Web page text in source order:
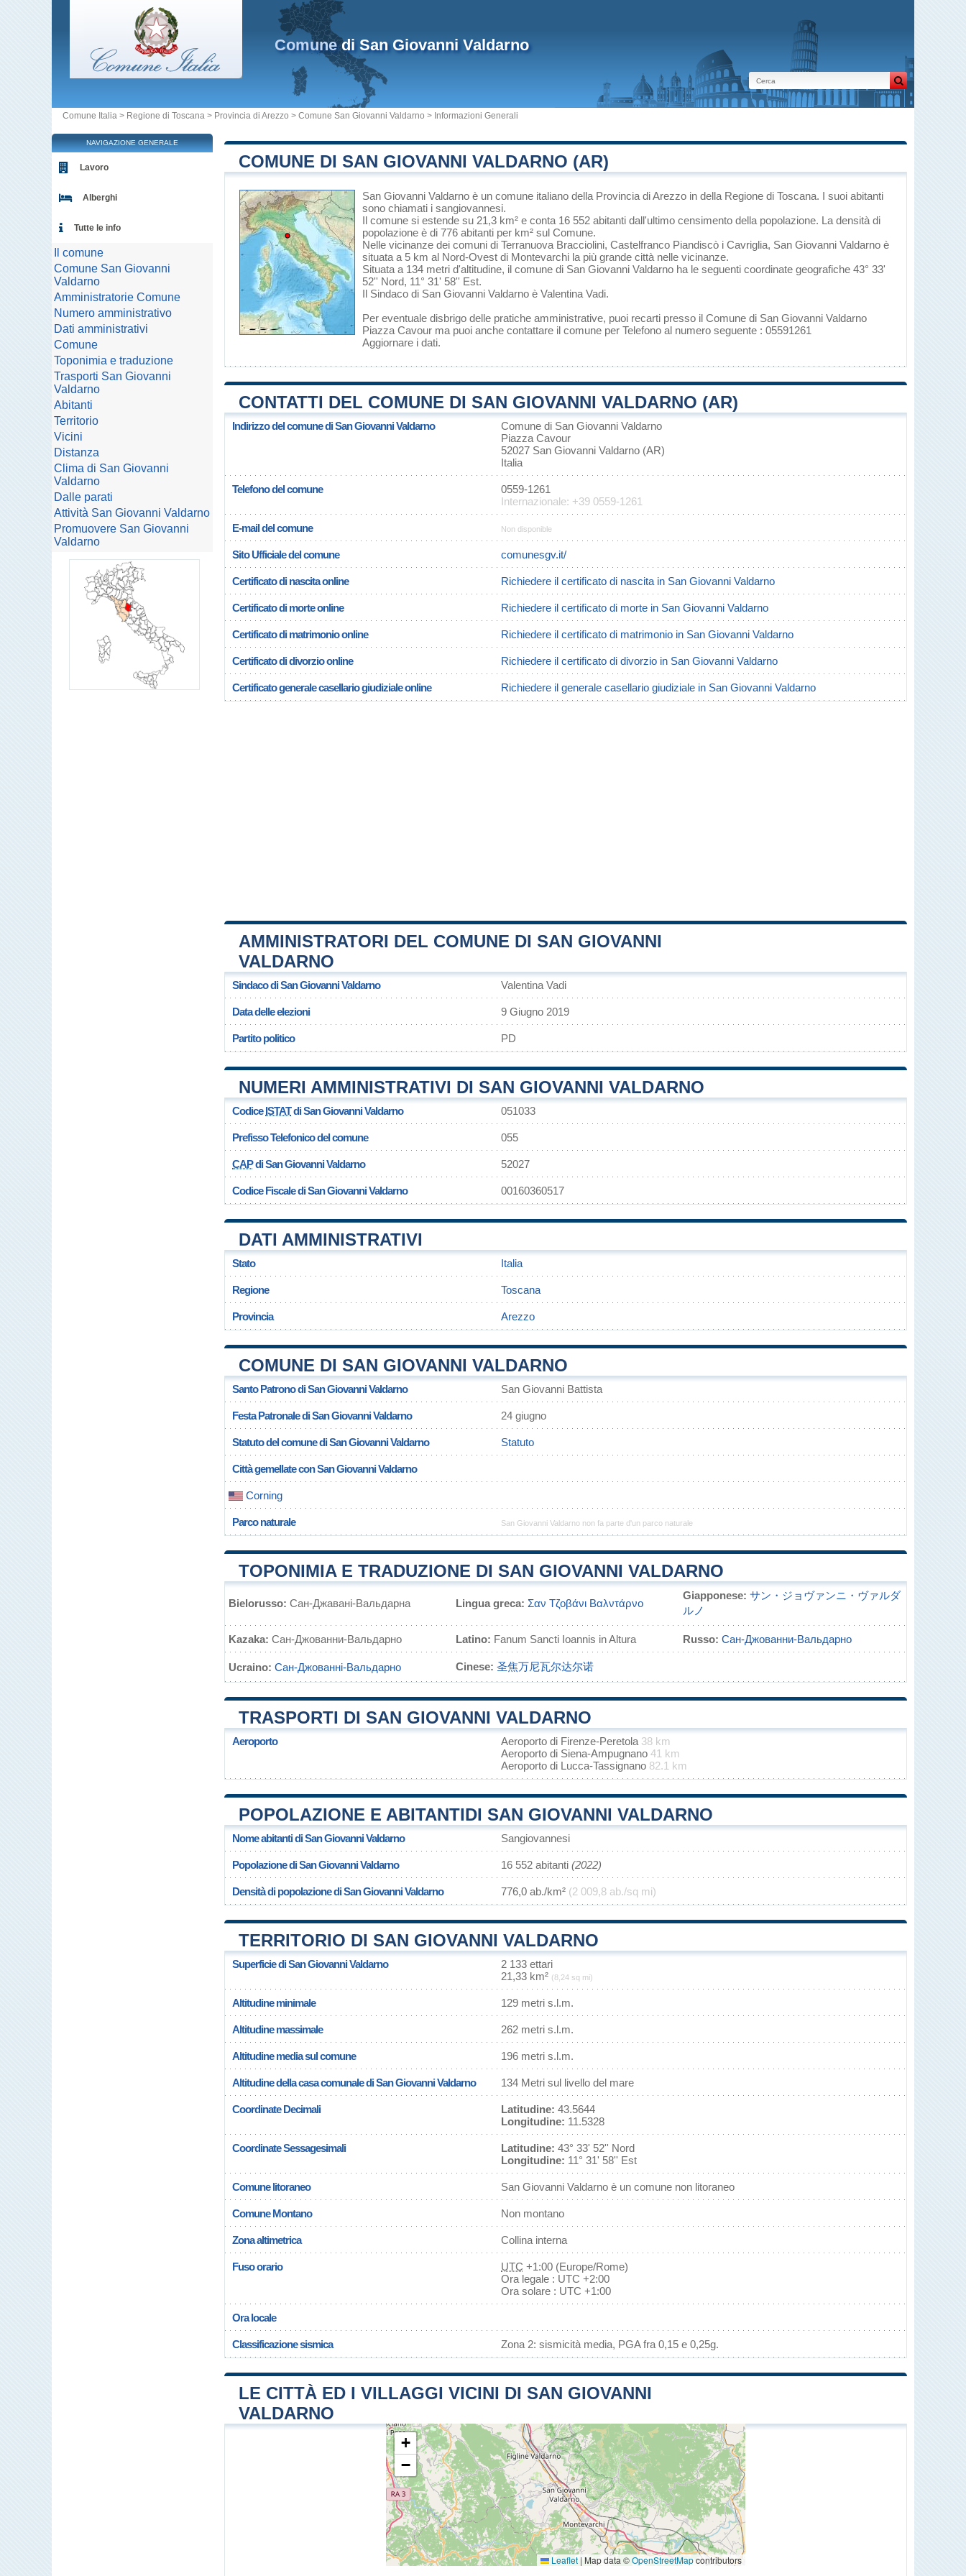
Comunedi San Giovanni Valdarno
Comune Italia > Regione di Toscana > Provincia di Arezzo > Comune San Giovanni Valdarno > Informazioni Generali
COMUNE DI SAN GIOVANNI VALDARNO (AR)
San Giovanni Valdarno è un comune italiano della Provincia di Arezzo in della Regione di Toscana. I suoi abitanti
sono chiamati i sangiovannesi.
Il comune si estende su 21,3 km² e conta 16 552 abitanti dall'ultimo censimento della popolazione. La densità di
popolazione è di 776 abitanti per km² sul Comune.
Nelle vicinanze dei comuni di Terranuova Bracciolini, Castelfranco Piandiscò i Cavriglia, San Giovanni Valdarno è
situata a 5 km al Nord-Ovest di Montevarchi la più grande città nelle vicinanze.
Situata a 134 metri d'altitudine, il comune di San Giovanni Valdarno ha le seguenti coordinate geografiche 43° 33'
52'' Nord, 11° 31' 58'' Est.
Il Sindaco di San Giovanni Valdarno è Valentina Vadi.
Per eventuale disbrigo delle pratiche amministrative, puoi recarti presso il Comune di San Giovanni Valdarno
Piazza Cavour ma puoi anche contattare il comune per Telefono al numero seguente : 05591261
Aggiornare i dati.
CONTATTI DEL COMUNE DI SAN GIOVANNI VALDARNO (AR)
Indirizzo del comune di San Giovanni Valdarno
Comune di San Giovanni Valdarno
Piazza Cavour
52027 San Giovanni Valdarno (AR)
Italia
Telefono del comune
0559-1261
Internazionale: +39 0559-1261
E-mail del comune Non disponible
Sito Ufficiale del comune comunesgv.it/
Certificato di nascita online Richiedere il certificato di nascita in San Giovanni Valdarno
Certificato di morte online Richiedere il certificato di morte in San Giovanni Valdarno
Certificato di matrimonio online Richiedere il certificato di matrimonio in San Giovanni Valdarno
Certificato di divorzio online Richiedere il certificato di divorzio in San Giovanni Valdarno
Certificato generale casellario giudiziale online Richiedere il generale casellario giudiziale in San Giovanni Valdarno
AMMINISTRATORI DEL COMUNE DI SAN GIOVANNI
VALDARNO
Sindaco di San Giovanni Valdarno Valentina Vadi
Data delle elezioni 9 Giugno 2019
Partito politico PD
NUMERI AMMINISTRATIVI DI SAN GIOVANNI VALDARNO
CodiceISTATdi San Giovanni Valdarno 051033
Prefisso Telefonico del comune 055
CAPdi San Giovanni Valdarno 52027
Codice Fiscale di San Giovanni Valdarno 00160360517
DATI AMMINISTRATIVI
Stato Italia
Regione Toscana
Provincia Arezzo
COMUNE DI SAN GIOVANNI VALDARNO
Santo Patrono di San Giovanni Valdarno San Giovanni Battista
Festa Patronale di San Giovanni Valdarno 24 giugno
Statuto del comune di San Giovanni Valdarno Statuto
Città gemellate con San Giovanni Valdarno
Corning
Parco naturale San Giovanni Valdarno non fa parte d'un parco naturale
TOPONIMIA E TRADUZIONE DI SAN GIOVANNI VALDARNO
Bielorusso: Сан-Джавані-Вальдарна Lingua greca: Σαν Τζοβάνι Βαλντάρνο
Giapponese: サン・ジョヴァンニ・ヴァルダ
ルノ
Kazaka: Сан-Джованни-Вальдарно Latino: Fanum Sancti Ioannis in Altura Russo: Сан-Джованни-Вальдарно
Ucraino: Сан-Джованні-Вальдарно Cinese: 圣焦万尼瓦尔达尔诺
TRASPORTI DI SAN GIOVANNI VALDARNO
Aeroporto Aeroporto di Firenze-Peretola 38 km
Aeroporto di Siena-Ampugnano 41 km
Aeroporto di Lucca-Tassignano 82.1 km
POPOLAZIONE E ABITANTIDI SAN GIOVANNI VALDARNO
Nome abitanti di San Giovanni Valdarno Sangiovannesi
Popolazione di San Giovanni Valdarno 16 552 abitanti (2022)
Densità di popolazione di San Giovanni Valdarno 776,0 ab./km² (2 009,8 ab./sq mi)
TERRITORIO DI SAN GIOVANNI VALDARNO
Superficie di San Giovanni Valdarno
2 133 ettari
21,33 km² (8,24 sq mi)
Altitudine minimale 129 metri s.l.m.
Altitudine massimale 262 metri s.l.m.
Altitudine media sul comune 196 metri s.l.m.
Altitudine della casa comunale di San Giovanni Valdarno 134 Metri sul livello del mare
Coordinate Decimali Latitudine: 43.5644
Longitudine: 11.5328
Coordinate Sessagesimali Latitudine: 43° 33' 52'' Nord
Longitudine: 11° 31' 58'' Est
Comune litoraneo San Giovanni Valdarno è un comune non litoraneo
Comune Montano Non montano
Zona altimetrica Collina interna
Fuso orario UTC +1:00 (Europe/Rome)
Ora legale : UTC +2:00
Ora solare : UTC +1:00
Ora locale
Classificazione sismica Zona 2: sismicità media, PGA fra 0,15 e 0,25g.
LE CITTÀ ED I VILLAGGI VICINI DI SAN GIOVANNI
VALDARNO
+
−
Leaflet | Map data ©OpenStreetMapcontributors
NAVIGAZIONE GENERALE
Lavoro
Alberghi
Tutte le info
Il comune
Comune San Giovanni
Valdarno
Amministratorie Comune
Numero amministrativo
Dati amministrativi
Comune
Toponimia e traduzione
Trasporti San Giovanni
Valdarno
Abitanti
Territorio
Vicini
Distanza
Clima di San Giovanni
Valdarno
Dalle parati
Attività San Giovanni Valdarno
Promuovere San Giovanni
Valdarno